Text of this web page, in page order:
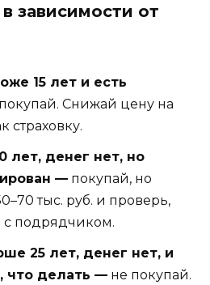
зависимости от
15 лет и есть
покупай. Снижай цену на
страховку.
лет, денег нет, но
— покупай, но
тыс. руб. и проверь,
с подрядчиком.
25 лет, денег нет, и
что делать — не покупай.